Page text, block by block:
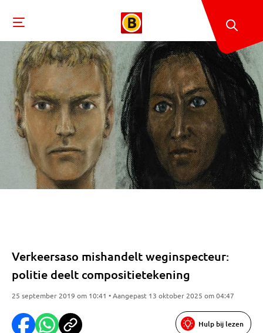
Verkeersaso mishandelt weginspecteur:
politie deelt compositietekening
25 september 2019 om 10:41 • Aangepast 13 oktober 2025 om 04:47
Hulp bij lezen